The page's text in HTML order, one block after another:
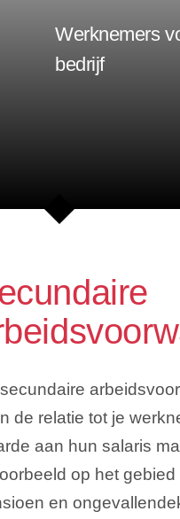
Werknemers
bedrijf
de relatie tot je
aan hun salaris
op het
en